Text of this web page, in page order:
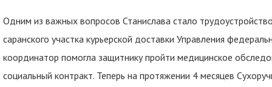
Одним из важных вопросов Станислава стало
саранского участка курьерской доставки Управления
координатор помогла защитнику пройти медицинское
социальный контракт. Теперь на протяжении 4 месяцев